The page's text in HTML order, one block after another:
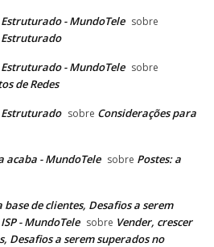
- MundoTele sobre
Estruturado
- MundoTele sobre
de Redes
Estruturado sobre Considerações para
acaba - MundoTele sobre Postes: a
de clientes, Desafios a serem
- MundoTele sobre Vender, crescer
Desafios a serem superados no